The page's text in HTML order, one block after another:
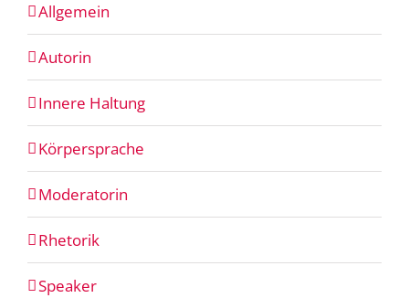
Allgemein
Autorin
Innere Haltung
Körpersprache
Moderatorin
Rhetorik
Speaker